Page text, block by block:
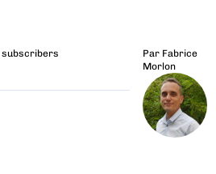
subscribers
Par Fabrice
Morlon